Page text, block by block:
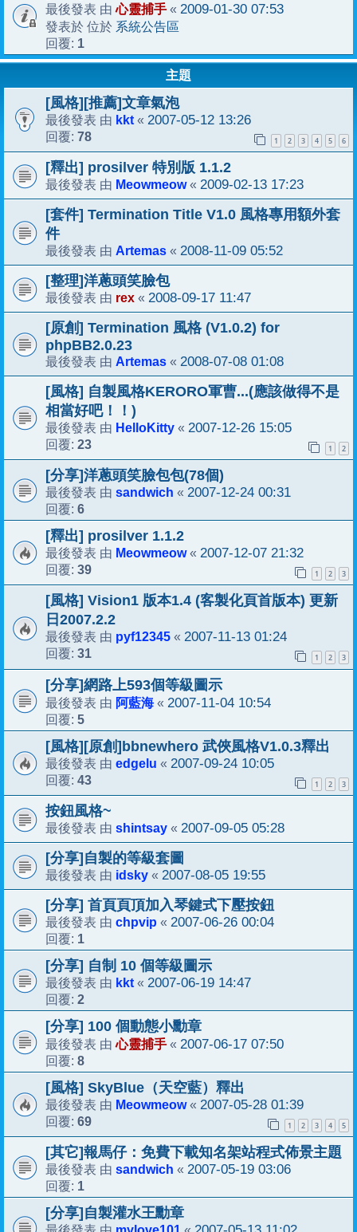
最後發表 由心靈捕手 « 2009-01-30 07:53
發表於 位於 系統公告區
回覆: 1
主題
[風格][推薦]文章氣泡
最後發表 由 kkt « 2007-05-12 13:26
回覆: 78 1 2 3 4 5 6
[釋出] prosilver 特別版 1.1.2
最後發表 由 Meowmeow« 2009-02-13 17:23
[套件] Termination Title V1.0 風格專用額外套
件
最後發表 由 Artemas « 2008-11-09 05:52
[整理]洋蔥頭笑臉包
最後發表 由 rex « 2008-09-17 11:47
[原創] Termination 風格 (V1.0.2) for
phpBB2.0.23
最後發表 由 Artemas « 2008-07-08 01:08
[風格] 自製風格KERORO軍曹...(應該做得不是
相當好吧！！)
最後發表 由 HelloKitty « 2007-12-26 15:05
回覆: 23 1 2
[分享]洋蔥頭笑臉包包(78個)
最後發表 由 sandwich « 2007-12-24 00:31
回覆: 6
[釋出] prosilver 1.1.2
最後發表 由 Meowmeow« 2007-12-07 21:32
回覆: 39 1 2 3
[風格] Vision1 版本1.4 (客製化頁首版本) 更新
日2007.2.2
最後發表 由 pyf12345 « 2007-11-13 01:24
回覆: 31 1 2 3
[分享]網路上593個等級圖示
最後發表 由 阿藍海 « 2007-11-04 10:54
回覆: 5
[風格][原創]bbnewhero 武俠風格V1.0.3釋出
最後發表 由 edgelu « 2007-09-24 10:05
回覆: 43 1 2 3
按鈕風格~
最後發表 由 shintsay « 2007-09-05 05:28
[分享]自製的等級套圖
最後發表 由 idsky « 2007-08-05 19:55
[分享] 首頁頁頂加入琴鍵式下壓按鈕
最後發表 由 chpvip « 2007-06-26 00:04
回覆: 1
[分享] 自制 10 個等級圖示
最後發表 由 kkt « 2007-06-19 14:47
回覆: 2
[分享] 100 個動態小勳章
最後發表 由心靈捕手 « 2007-06-17 07:50
回覆: 8
[風格] SkyBlue（天空藍）釋出
最後發表 由 Meowmeow« 2007-05-28 01:39
回覆: 69 1 2 3 4 5
[其它]報馬仔：免費下載知名架站程式佈景主題
最後發表 由 sandwich « 2007-05-19 03:06
回覆: 1
[分享]自製灌水王勳章